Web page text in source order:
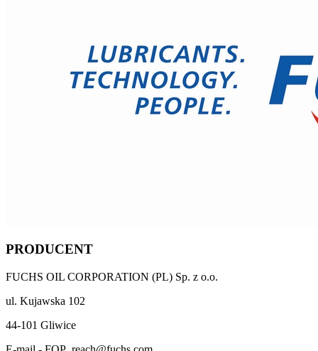
PRODUCENT
FUCHS OIL CORPORATION (PL) Sp. z o.o.
ul. Kujawska 102
44-101 Gliwice